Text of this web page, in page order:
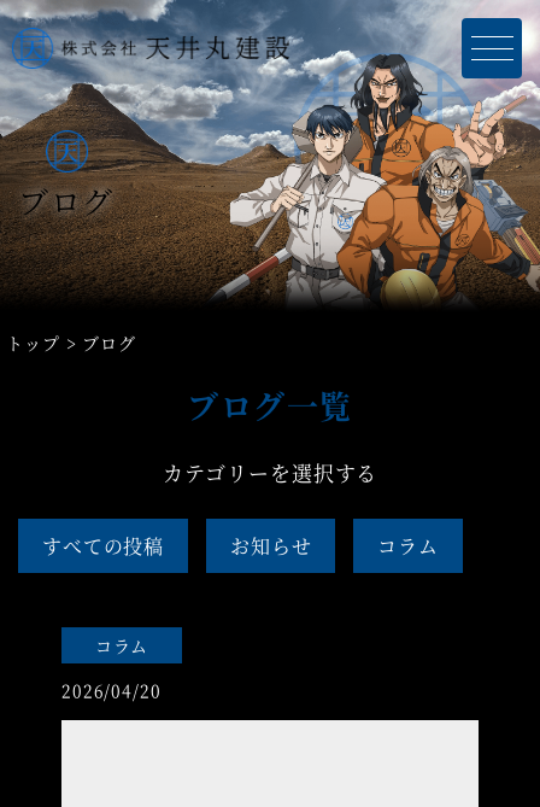
ブログ
トップ ブログ
ブログ一覧
カテゴリーを選択する
すべての投稿 お知らせ コラム
コラム
2026/04/20